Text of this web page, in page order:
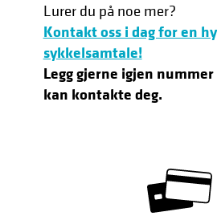
Lurer du på noe mer?
Kontakt oss i dag for en
sykkelsamtale!
Legg gjerne igjen
kan kontakte deg.